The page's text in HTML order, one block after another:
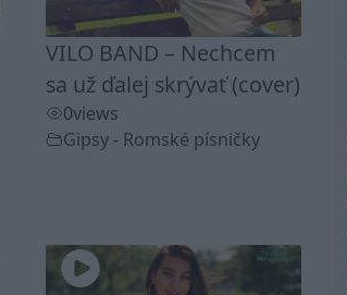
VILO BAND – Nechcem
sa už ďalej skrývať (cover)
0views
Gipsy - Romské písničky